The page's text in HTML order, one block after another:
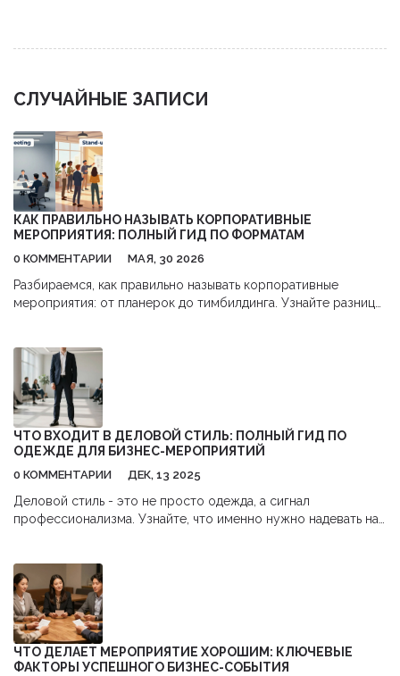
СЛУЧАЙНЫЕ ЗАПИСИ
КАК ПРАВИЛЬНО НАЗЫВАТЬ КОРПОРАТИВНЫЕ
МЕРОПРИЯТИЯ: ПОЛНЫЙ ГИД ПО ФОРМАТАМ
0 КОММЕНТАРИИ МАЯ, 30 2026
Разбираемся, как правильно называть корпоративные
мероприятия: от планерок до тимбилдинга. Узнайте разницу
ЧТО ВХОДИТ В ДЕЛОВОЙ СТИЛЬ: ПОЛНЫЙ ГИД ПО
ОДЕЖДЕ ДЛЯ БИЗНЕС-МЕРОПРИЯТИЙ
0 КОММЕНТАРИИ ДЕК, 13 2025
Деловой стиль - это не просто одежда, а сигнал
профессионализма. Узнайте, что именно нужно надевать на
ЧТО ДЕЛАЕТ МЕРОПРИЯТИЕ ХОРОШИМ: КЛЮЧЕВЫЕ
ФАКТОРЫ УСПЕШНОГО БИЗНЕС-СОБЫТИЯ